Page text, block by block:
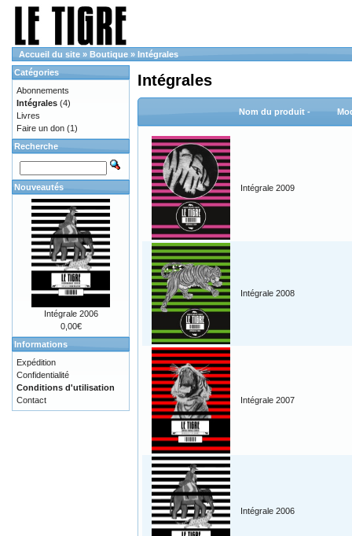
Accueil du site » Boutique » Intégrales
Intégrales
Nom du produit -
Intégrale 2009
Intégrale 2008
Intégrale 2007
Intégrale 2006
Catégories
Abonnements
Intégrales (4)
Livres
Faire un don (1)
Recherche
Nouveautés
Intégrale 2006
0,00€
Informations
Expédition
Confidentialité
Conditions d'utilisation
Contact